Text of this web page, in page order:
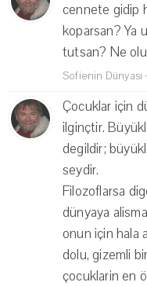
cennete gidip
koparsan? Ya
tutsan? Ne
Sofienin Dünyası ·
Çocuklar için
ilginçtir.
degildir;
seydir.
Filozoflarsa
dünyaya
onun için hala
dolu, gizemli
çocuklarin en